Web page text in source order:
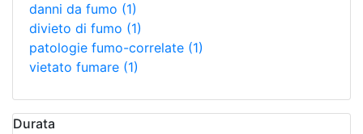
danni da fumo (1)
divieto di fumo (1)
patologie fumo-correlate (1)
vietato fumare (1)
Durata